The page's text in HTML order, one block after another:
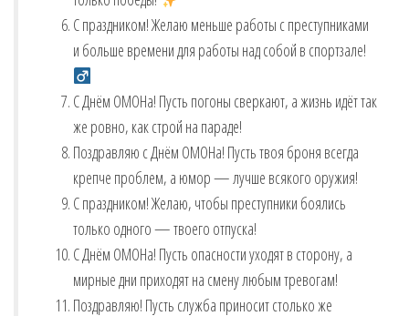
С праздником! Желаю меньше работы с преступниками
и больше времени для работы над собой в спортзале!
С Днём ОМОНа! Пусть погоны сверкают, а жизнь идёт так
же ровно, как строй на параде! ️
Поздравляю с Днём ОМОНа! Пусть твоя броня всегда
крепче проблем, а юмор — лучше всякого оружия!
С праздником! Желаю, чтобы преступники боялись
только одного — твоего отпуска!
С Днём ОМОНа! Пусть опасности уходят в сторону, а
мирные дни приходят на смену любым тревогам! ️
Поздравляю! Пусть служба приносит столько же